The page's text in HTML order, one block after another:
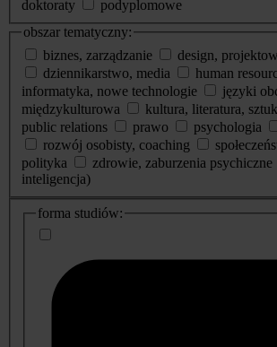
doktoraty
podyplomowe
obszar tematyczny:
biznes, zarządzanie
design,
dziennikarstwo, media
human
informatyka, nowe technologie
języki
międzykulturowa
kultura, literatura,
public relations
prawo psychologia
rozwój osobisty, coaching
polityka
zdrowie, zaburzenia psychiczne
inteligencja)
dodatkowe
informacje
forma studiów: